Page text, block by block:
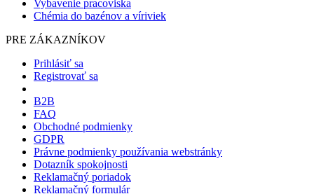
Vybavenie pracoviska
Chémia do bazénov a víriviek
PRE ZÁKAZNÍKOV
Prihlásiť sa
Registrovať sa
B2B
FAQ
Obchodné podmienky
GDPR
Právne podmienky používania webstránky
Dotazník spokojnosti
Reklamačný poriadok
Reklamačný formulár